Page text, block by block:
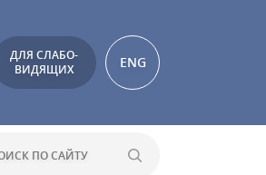
ДЛЯ СЛАБО-
ВИДЯЩИХ
ENG